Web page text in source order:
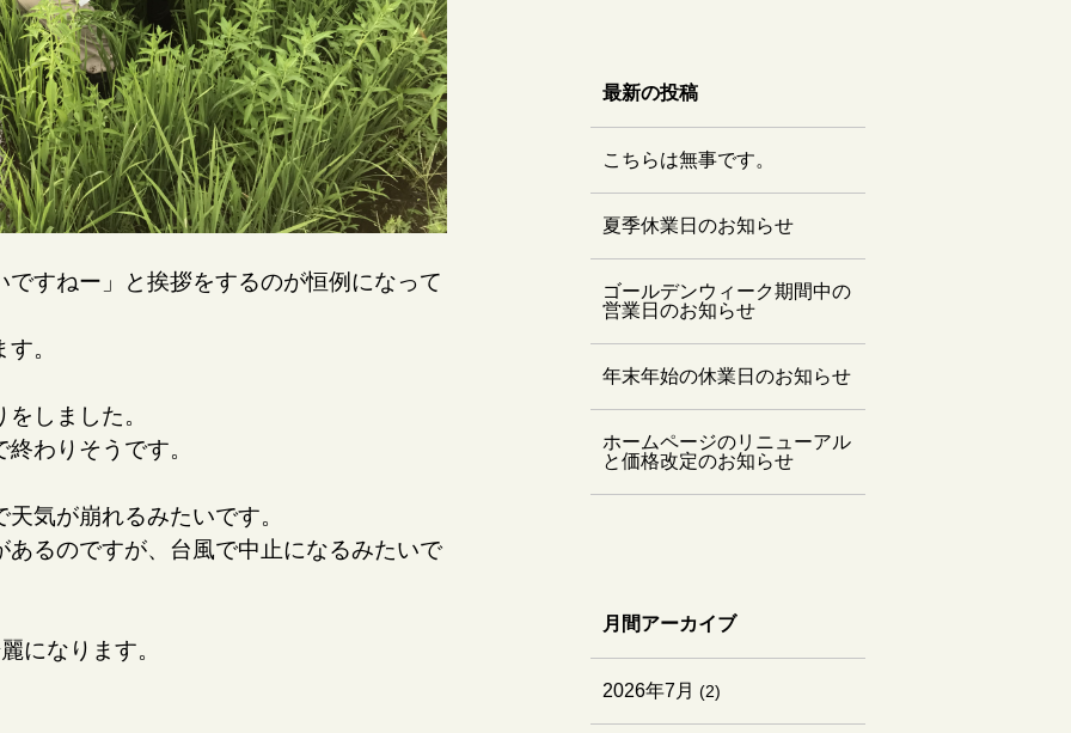
すねー」と挨拶をするのが恒例になって
。
しました。
わりそうです。
気が崩れるみたいです。
るのですが、台風で中止になるみたいで
になります。
最新の投稿
こちらは無事です。
夏季休業日のお知らせ
ゴールデンウィーク期間中の
営業日のお知らせ
年末年始の休業日のお知らせ
ホームページのリニューアル
と価格改定のお知らせ
月間アーカイブ
2026年7月 (2)